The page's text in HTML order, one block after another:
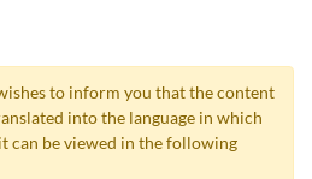
to inform you that the content
into the language in which
can be viewed in the following